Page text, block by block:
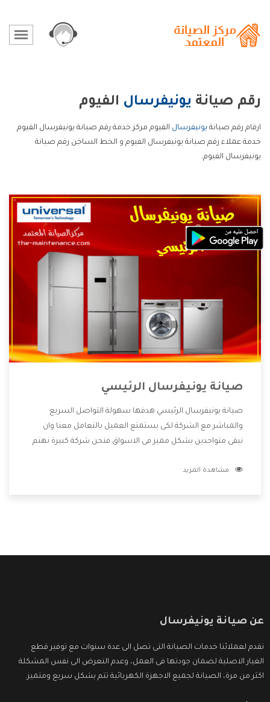
رقم صيانة يونيفرسال الفيوم
ارقام رقم صيانة يونيفرسال الفيوم مركز خدمة رقم صيانة يونيفرسال الفيوم
خدمة عملاء رقم صيانة يونيفرسال الفيوم و الخط الساخن رقم صيانة
يونيفرسال الفيوم.
صيانة يونيفرسال الرئيسي
صيانة يونيفرسال الرئيسي هدفها سهولة التواصل السريع
والمباشر مع الشركة لكى يستمتع العميل بالتعامل معنا وان
نبقى متواجدين بشكل مميز فى الاسواق فنحن شركة كبيرة نهتم
الشركة بها والتى تكون منها خدمة الصيانة التى تكون من أهم
مشاهدة المزيد
عن صيانة يونيفرسال
نقدم لعملائنا خدمات الصيانة التى تصل الى عدة سنوات مع توفير قطع
الغيار الاصلية لضمان جودتها فى العمل، وعدم التعرض الى نفس المشكلة
اكثر من مرة، الصيانة لجميع الاجهزة الكهربائية تتم بشكل سريع ومتميز.